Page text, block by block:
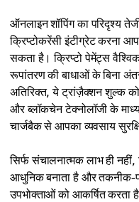
ऑनलाइन शॉपिंग का परिदृश्य
क्रिप्टोकरेंसी इंटीग्रेट करना
सकता है। क्रिप्टो पेमेंट्स
रूपांतरण की बाधाओं के बिना
अतिरिक्त, ये ट्रांज़ैक्शन शुल्क
और ब्लॉकचेन टेक्नोलॉजी के
चार्जबैक से आपका व्यवसाय
सिर्फ संचालनात्मक लाभ ही
आधुनिक बनाता है और तकनीक-
उपभोक्ताओं को आकर्षित